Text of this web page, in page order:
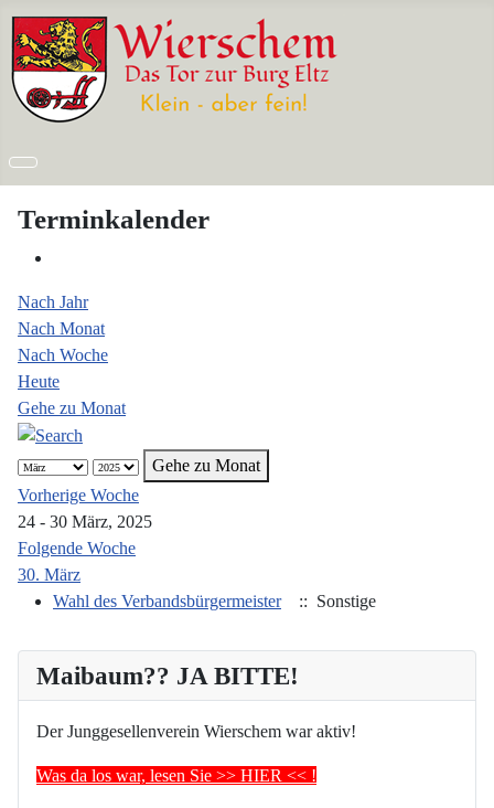
Maibaum?? JA BITTE!
Der Junggesellenverein Wierschem war aktiv!
Was da los war, lesen Sie >> HIER << !
Terminkalender
Nach Jahr
Nach Monat
Nach Woche
Heute
Gehe zu Monat
Gehe zu Monat
Vorherige Woche
24 - 30 März, 2025
Folgende Woche
30. März
Wahl des Verbandsbürgermeister
:: Sonstige